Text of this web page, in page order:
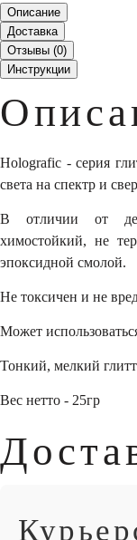
Описание
Доставка
Отзывы (0)
Инструкции
Holografic - серия
света на спектр и
В отличии от
химостойкий, не
эпоксидной смолой.
Не токсичен и не
Может
Тонкий, мелкий
Вес нетто - 25гр